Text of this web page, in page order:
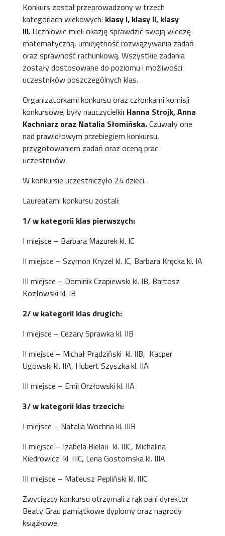
Konkurs został przeprowadzony w trzech
kategoriach wiekowych: klasy I, klasy II, klasy
III.Uczniowie mieli okazję sprawdzić swoją wiedzę
matematyczną, umiejętność rozwiązywania zadań
oraz sprawność rachunkową. Wszystkie zadania
zostały dostosowane do poziomu i możliwości
uczestników poszczególnych klas.
Organizatorkami konkursu oraz członkami komisji
konkursowej były nauczycielki: Hanna Strojk, Anna
Kachniarz oraz Natalia Słomińska.Czuwały one
nad prawidłowym przebiegiem konkursu,
przygotowaniem zadań oraz oceną prac
uczestników.
W konkursie uczestniczyło 24 dzieci.
Laureatami konkursu zostali:
1/ w kategorii klas pierwszych:
I miejsce – Barbara Mazurek kl. IC
II miejsce – Szymon Kryzel kl. IC, Barbara Kręcka kl. IA
III miejsce – Dominik Czapiewski kl. IB, Bartosz
Kozłowski kl. IB
2/ w kategorii klas drugich:
I miejsce – Cezary Sprawka kl. IIB
II miejsce – Michał Prądziński kl. IIB, Kacper
Ugowski kl. IIA, Hubert Szyszka kl. IIA
III miejsce – Emil Orzłowski kl. IIA
3/ w kategorii klas trzecich:
I miejsce – Natalia Wochna kl. IIIB
II miejsce – Izabela Bielau kl. IIIC, Michalina
Kiedrowicz kl. IIIC, Lena Gostomska kl. IIIA
III miejsce – Mateusz Pepliński kl. IIIC
Zwycięzcy konkursu otrzymali z rąk pani dyrektor
Beaty Grau pamiątkowe dyplomy oraz nagrody
książkowe.